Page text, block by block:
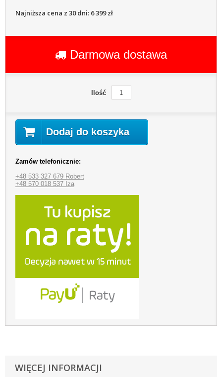
Najniższa cena z 30 dni: 6 399 zł
Darmowa dostawa
Ilość
Dodaj do koszyka
Zamów telefonicznie:
+48 533 327 679 Robert
+48 570 018 537 Iza
WIĘCEJ INFORMACJI